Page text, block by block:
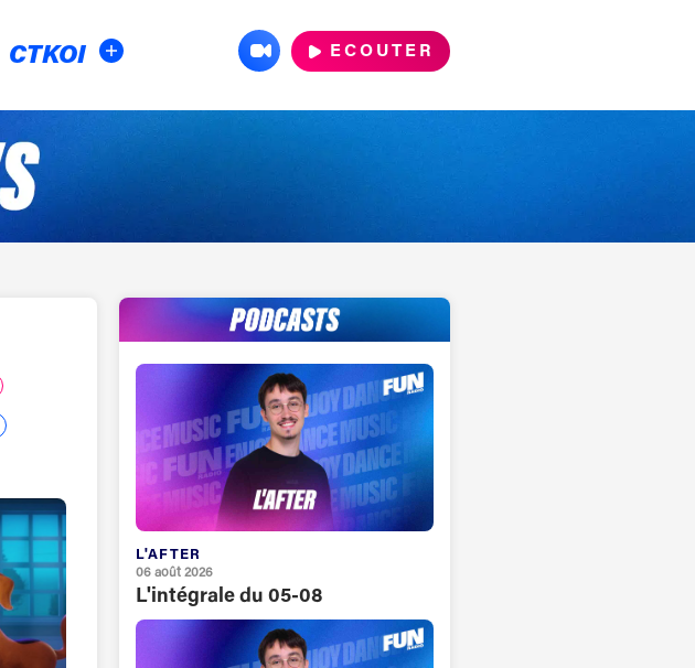
CTKOI ECOUTER
L'AFTER
06 août 2026
L'intégrale du 05-08